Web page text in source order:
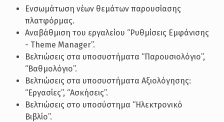
Ενσωμάτωση νέων θεμάτων παρουσίασης
πλατφόρμας.
Αναβάθμιση του εργαλείου “Ρυθμίσεις Εμφάνισης
- Theme Manager”.
Βελτιώσεις στα υποσυστήματα “Παρουσιολόγιο”,
“Βαθμολόγιο”.
Βελτιώσεις στα υποσυστήματα Αξιολόγησης:
“Εργασίες”, “Ασκήσεις”.
Βελτιώσεις στο υποσύστημα “Ηλεκτρονικό
Βιβλίο”.